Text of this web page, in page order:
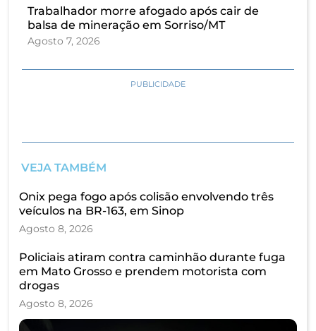
Trabalhador morre afogado após cair de
balsa de mineração em Sorriso/MT
Agosto 7, 2026
PUBLICIDADE
VEJA TAMBÉM
Onix pega fogo após colisão envolvendo três
veículos na BR-163, em Sinop
Agosto 8, 2026
Policiais atiram contra caminhão durante fuga
em Mato Grosso e prendem motorista com
drogas
Agosto 8, 2026